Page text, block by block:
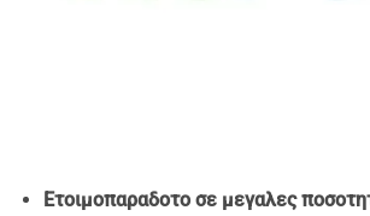
Ετοιμοπαραδοτο σε μεγαλες